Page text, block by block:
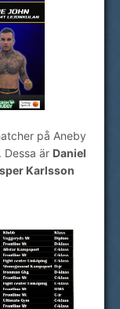
på Aneby
Dessa är Daniel
Karlsson